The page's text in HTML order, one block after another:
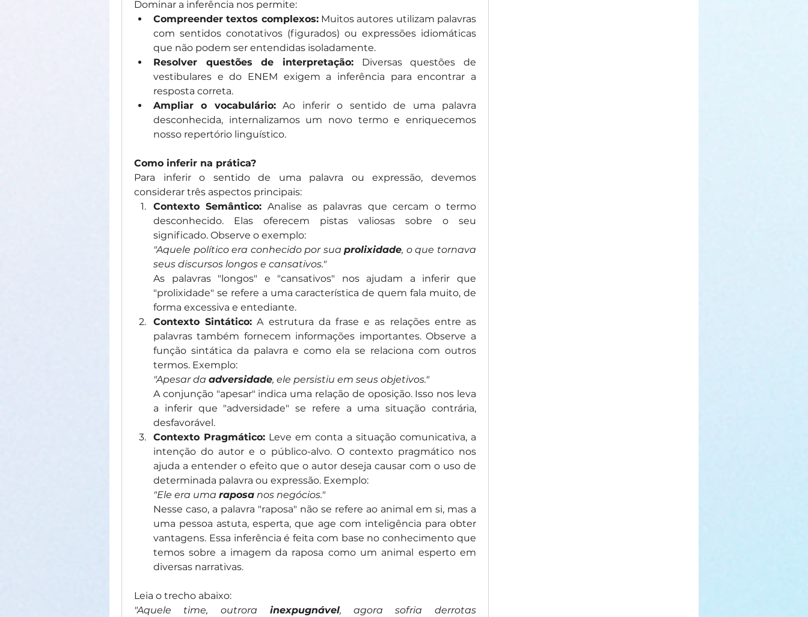
Dominar a inferência nos permite:
Compreender textos complexos: Muitos autores utilizam palavras
com sentidos conotativos (figurados) ou expressões idiomáticas
que não podem ser entendidas isoladamente.
Resolver questões de interpretação: Diversas questões de
vestibulares e do ENEM exigem a inferência para encontrar a
resposta correta.
Ampliar o vocabulário: Ao inferir o sentido de uma palavra
desconhecida, internalizamos um novo termo e enriquecemos
nosso repertório linguístico.
Como inferir na prática?
Para inferir o sentido de uma palavra ou expressão, devemos
considerar três aspectos principais:
Contexto Semântico: Analise as palavras que cercam o termo
desconhecido. Elas oferecem pistas valiosas sobre o seu
significado. Observe o exemplo:
"Aquele político era conhecido por sua prolixidade, o que tornava
seus discursos longos e cansativos."
As palavras "longos" e "cansativos" nos ajudam a inferir que
"prolixidade" se refere a uma característica de quem fala muito, de
forma excessiva e entediante.
Contexto Sintático: A estrutura da frase e as relações entre as
palavras também fornecem informações importantes. Observe a
função sintática da palavra e como ela se relaciona com outros
termos. Exemplo:
"Apesar da adversidade, ele persistiu em seus objetivos."
A conjunção "apesar" indica uma relação de oposição. Isso nos leva
a inferir que "adversidade" se refere a uma situação contrária,
desfavorável.
Contexto Pragmático: Leve em conta a situação comunicativa, a
intenção do autor e o público-alvo. O contexto pragmático nos
ajuda a entender o efeito que o autor deseja causar com o uso de
determinada palavra ou expressão. Exemplo:
"Ele era uma raposa nos negócios."
Nesse caso, a palavra "raposa" não se refere ao animal em si, mas a
uma pessoa astuta, esperta, que age com inteligência para obter
vantagens. Essa inferência é feita com base no conhecimento que
temos sobre a imagem da raposa como um animal esperto em
diversas narrativas.
Leia o trecho abaixo:
"Aquele time, outrora inexpugnável, agora sofria derrotas